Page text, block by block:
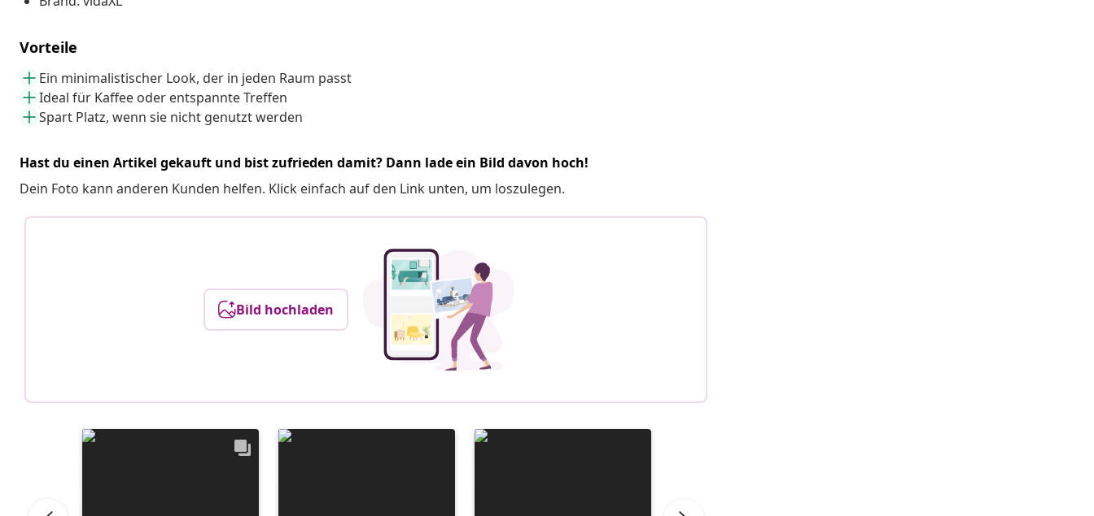
Vorteile
Ein minimalistischer Look, der in jeden Raum passt
Ideal für Kaffee oder entspannte Treffen
Spart Platz, wenn sie nicht genutzt werden
Hast du einen Artikel gekauft und bist zufrieden damit? Dann lade ein Bild davon hoch!
Dein Foto kann anderen Kunden helfen. Klick einfach auf den Link unten, um loszulegen.
Bild hochladen